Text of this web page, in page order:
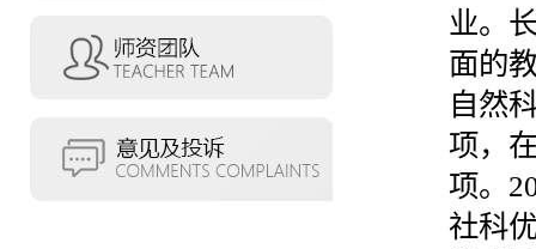
业。
面的
自然
项，
项。
社科